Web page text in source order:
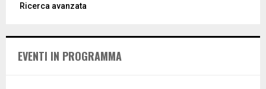
r
o
Ricerca avanzata
EVENTI IN PROGRAMMA